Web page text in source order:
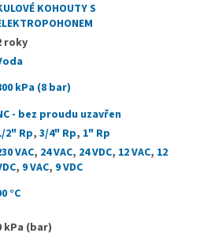
KOHOUTY S
roky
kPa (8 bar)
- bez proudu uzavřen
2" Rp, 3/4" Rp, 1" Rp
VAC, 24 VAC, 24 VDC, 12 VAC, 12
, 9 VAC, 9 VDC
°C
kPa (bar)